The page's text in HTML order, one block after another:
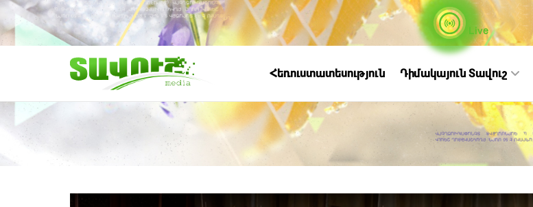
Live
Հեռուստատեսություն Դիմակայուն Տավուշ